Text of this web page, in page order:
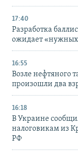
17:40
Разработка
ожидает «нужных
16:55
Возле нефтяного
произошли два
16:18
В Украине
налоговикам из
РФ